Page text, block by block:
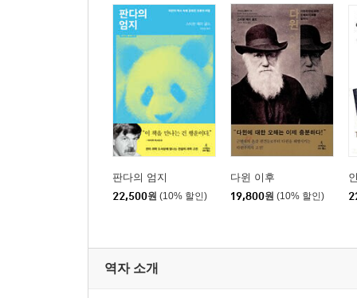
판다의 엄지
22,500원 (10% 할인)
다윈 이후
19,800원 (10% 할인)
역자 소개